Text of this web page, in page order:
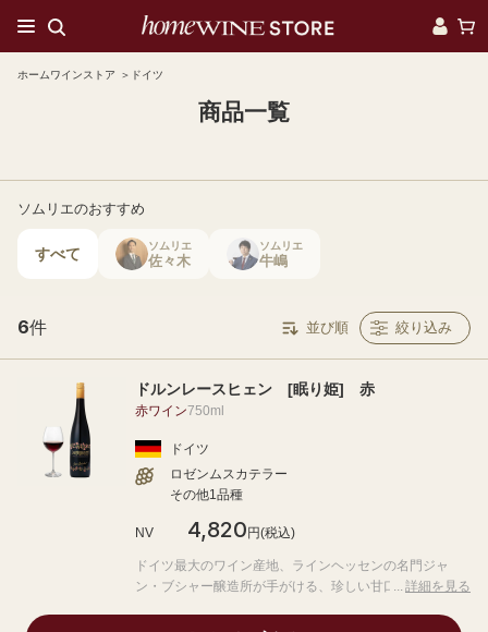
ホームワインストア ドイツ
商品一覧
ソムリエのおすすめ
すべて ソムリエ
佐々木
ソムリエ
牛嶋
絞り込み
6件 並び順
ドルンレースヒェン [眠り姫] 赤
赤ワイン750ml
ドイツ
ロゼンムスカテラー
その他1品種
NV 4,820 円(税込)
ドイツ最大のワイン産地、ラインヘッセンの名門ジャ
ン・ブシャー醸造所が手がける、珍しい甘口の赤ワイ
自然との調和を大切にした栽培と醸造から生まれる、フ
詳細を見る